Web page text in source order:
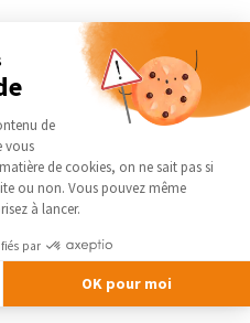
mieux vaut choisir une
plutôt qu’une
fenêtre
ou PVC/alu sont les plus
performants. Ils ont de
un maximum de protection
très peu d’entretien.
et qui s’intègre dans tous les
du
de
vous
de cookies, on ne sait pas si
ou non. Vous pouvez même
à lancer.
par
OK pour moi